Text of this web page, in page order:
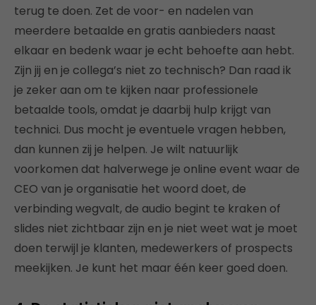
terug te doen. Zet de voor- en nadelen van
meerdere betaalde en gratis aanbieders naast
elkaar en bedenk waar je echt behoefte aan hebt.
Zijn jij en je collega’s niet zo technisch? Dan raad ik
je zeker aan om te kijken naar professionele
betaalde tools, omdat je daarbij hulp krijgt van
technici. Dus mocht je eventuele vragen hebben,
dan kunnen zij je helpen. Je wilt natuurlijk
voorkomen dat halverwege je online event waar de
CEO van je organisatie het woord doet, de
verbinding wegvalt, de audio begint te kraken of
slides niet zichtbaar zijn en je niet weet wat je moet
doen terwijl je klanten, medewerkers of prospects
meekijken. Je kunt het maar één keer goed doen.